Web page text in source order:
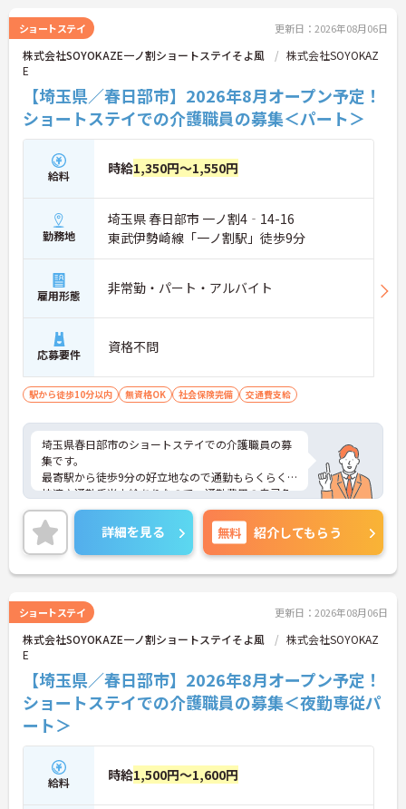
・清潔感があれば髪色やネイルなども自由となって
おり、自分らしいスタイルを大切にできる環境で
す。
ショートステイ 更新日：2026年08月06日
株式会社SOYOKAZE一ノ割ショートステイそよ風
株式会社SOYOKAZ
E
【埼玉県／春日部市】2026年8月オープン予定！
ショートステイでの介護職員の募集＜パート＞
給料 時給1,350円～1,550円
勤務地
埼玉県 春日部市 一ノ割4‐14-16
東武伊勢崎線「一ノ割駅」徒歩9分
雇用形態 非常勤・パート・アルバイト
応募要件 資格不問
駅から徒歩10分以内 無資格OK 社会保険完備 交通費支給
埼玉県春日部市のショートステイでの介護職員の募
集です。
最寄駅から徒歩9分の好立地なので通勤もらくらく
快適♪通勤手当支給ありなので、通勤費用の自己負
担の心配も不要！
ご興味のある方は、面接のポイントをお伝えします
のでお気軽にお問い合せください。
詳細を見る 無料 紹介してもらう
ショートステイ 更新日：2026年08月06日
株式会社SOYOKAZE一ノ割ショートステイそよ風
株式会社SOYOKAZ
E
【埼玉県／春日部市】2026年8月オープン予定！
ショートステイでの介護職員の募集＜夜勤専従パ
ート＞
給料 時給1,500円～1,600円